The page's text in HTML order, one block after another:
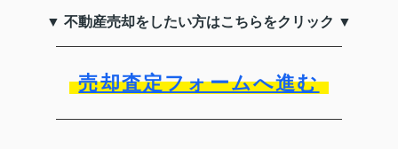
▼ 不動産売却をしたい方はこちらをクリック ▼
売却査定フォームへ進む